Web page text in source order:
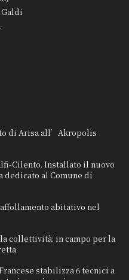
di Arisa all’Akropolis
Cilento. Installato il nuovo
al Comune di
abitativo nel
collettività: in campo per la
stabilizza 6 tecnici a